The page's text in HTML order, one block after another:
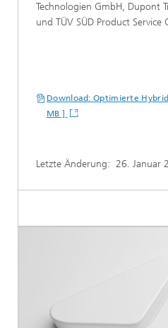
Technologien GmbH, Dupont
und TÜV SÜD Product Service
Download: Optimierte
MB ]
Letzte Änderung: 26. Januar